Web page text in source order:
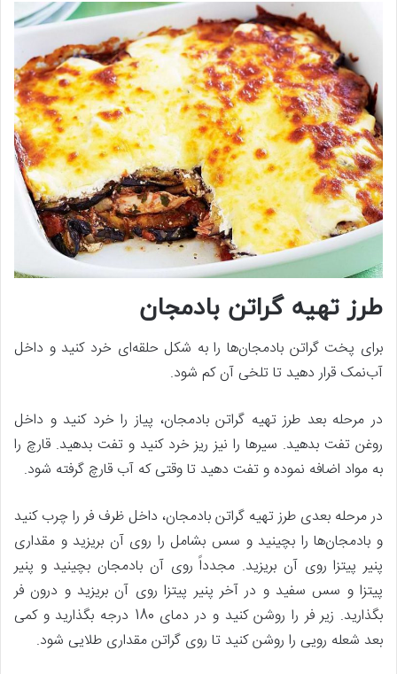
طرز تهیه گراتن بادمجان
برای پخت گراتن بادمجان‌ها را به شکل حلقه‌ای خرد کنید و داخل
آب‌نمک قرار دهید تا تلخی آن کم شود.
در مرحله بعد طرز تهیه گراتن بادمجان، پیاز را خرد کنید و داخل
روغن تفت بدهید. سیرها را نیز ریز خرد کنید و تفت بدهید. قارچ را
به مواد اضافه نموده و تفت دهید تا وقتی که آب قارچ گرفته شود.
در مرحله بعدی طرز تهیه گراتن بادمجان، داخل ظرف فر را چرب کنید
و بادمجان‌ها را بچینید و سس بشامل را روی آن بریزید و مقداری
پنیر پیتزا روی آن بریزید. مجدداً روی آن بادمجان بچینید و پنیر
پیتزا و سس سفید و در آخر پنیر پیتزا روی آن بریزید و درون فر
بگذارید. زیر فر را روشن کنید و در دمای 180 درجه بگذارید و کمی
بعد شعله رویی را روشن کنید تا روی گراتن مقداری طلایی شود.